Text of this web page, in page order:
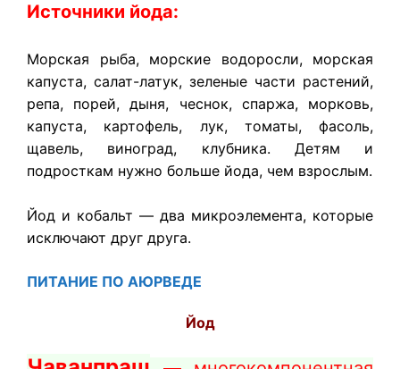
Источники йода:
Морская рыба, морские водоросли, морская
капуста, салат-латук, зеленые части растений,
репа, порей, дыня, чеснок, спаржа, морковь,
капуста, картофель, лук, томаты, фасоль,
щавель, виноград, клубника. Детям и
подросткам нужно больше йода, чем взрослым.
Йод и кобальт — два микроэлемента, которые
исключают друг друга.
ПИТАНИЕ ПО АЮРВЕДЕ
Йод